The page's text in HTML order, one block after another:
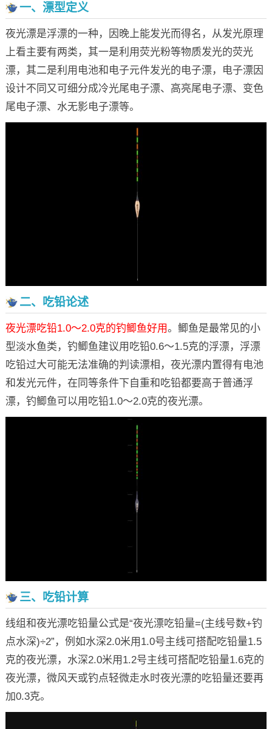
一、漂型定义
夜光漂是浮漂的一种，因晚上能发光而得名，从发光原理
上看主要有两类，其一是利用荧光粉等物质发光的荧光
漂，其二是利用电池和电子元件发光的电子漂，电子漂因
设计不同又可细分成冷光尾电子漂、高亮尾电子漂、变色
尾电子漂、水无影电子漂等。
二、吃铅论述
夜光漂吃铅1.0～2.0克的钓鲫鱼好用。鲫鱼是最常见的小
型淡水鱼类，钓鲫鱼建议用吃铅0.6～1.5克的浮漂，浮漂
吃铅过大可能无法准确的判读漂相，夜光漂内置得有电池
和发光元件，在同等条件下自重和吃铅都要高于普通浮
漂，钓鲫鱼可以用吃铅1.0～2.0克的夜光漂。
三、吃铅计算
线组和夜光漂吃铅量公式是“夜光漂吃铅量=(主线号数+钓
点水深)÷2”，例如水深2.0米用1.0号主线可搭配吃铅量1.5
克的夜光漂，水深2.0米用1.2号主线可搭配吃铅量1.6克的
夜光漂，微风天或钓点轻微走水时夜光漂的吃铅量还要再
加0.3克。